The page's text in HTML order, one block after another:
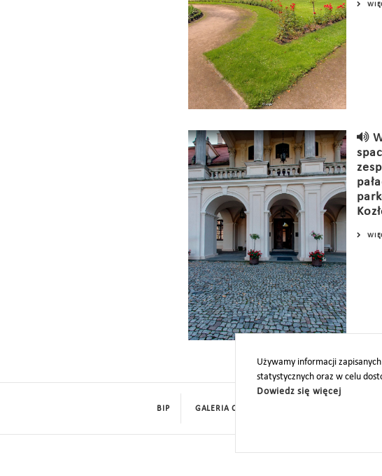
Używamy informacji
statystycznych oraz w celu
Dowiedz się więcej
BIP GALERIA CYFROWA